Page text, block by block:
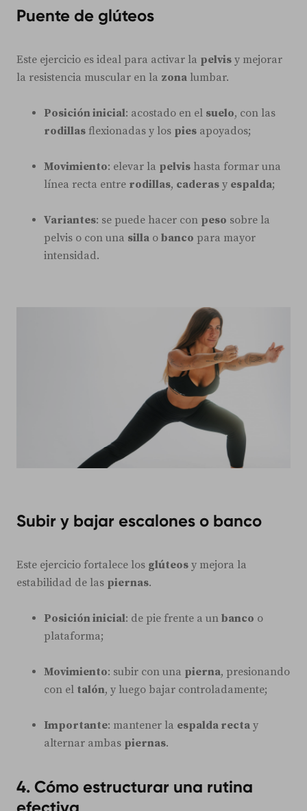
Puente de glúteos
Este ejercicio es ideal para activar la pelvis y mejorar
la resistencia muscular en la zona lumbar.
Posición inicial: acostado en el suelo, con las
rodillas flexionadas y los pies apoyados;
Movimiento: elevar la pelvis hasta formar una
línea recta entre rodillas, caderas y espalda;
Variantes: se puede hacer con peso sobre la
pelvis o con una silla o banco para mayor
intensidad.
Subir y bajar escalones o banco
Este ejercicio fortalece los glúteos y mejora la
estabilidad de las piernas.
Posición inicial: de pie frente a un banco o
plataforma;
Movimiento: subir con una pierna, presionando
con el talón, y luego bajar controladamente;
Importante: mantener la espalda recta y
alternar ambas piernas.
4. Cómo estructurar una rutina